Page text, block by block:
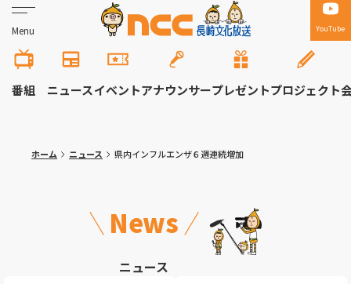
Menu YouTube
番組 ニュースイベントアナウンサープレゼントプロジェクト
ホーム ニュース 県内インフルエンザ６週連続増加
News
ニュース